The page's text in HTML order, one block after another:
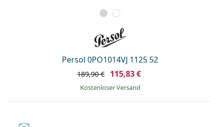
Persol 0PO1014VJ 1125 52
189,90 € 115,83 €
Kostenloser Versand